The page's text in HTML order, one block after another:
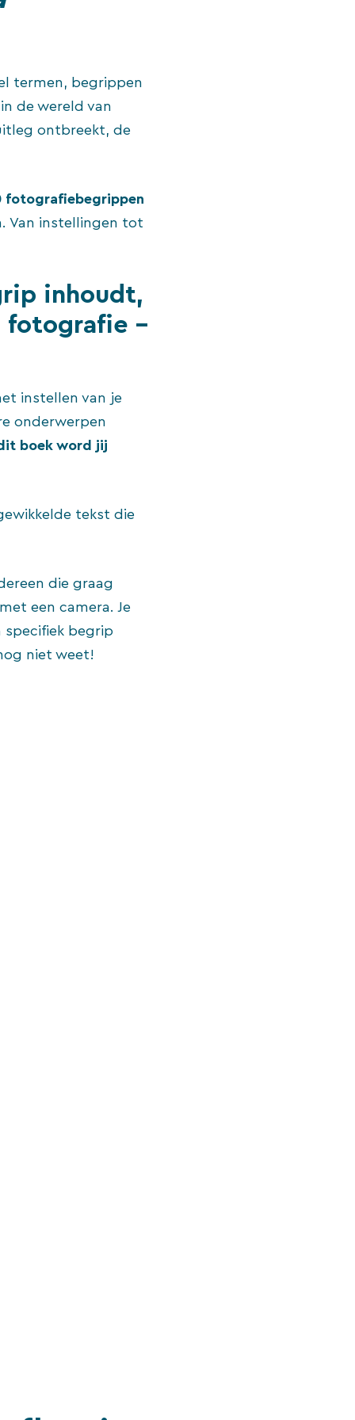
termen, begrippen
de wereld van
ontbreekt, de
fotografiebegrippen
Van instellingen tot
inhoudt,
fotografie –
instellen van je
onderwerpen
boek word jij
tekst die
die graag
een camera. Je
specifiek begrip
niet weet!